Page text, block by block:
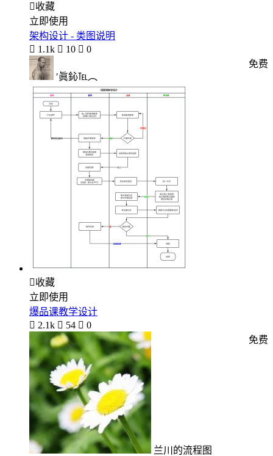
收藏
立即使用
架构设计 - 类图说明
 1.1k  10  0
′眞鈊℡︵
免费
收藏
立即使用
爆品课教学设计
 2.1k  54  0
兰川的流程图
免费